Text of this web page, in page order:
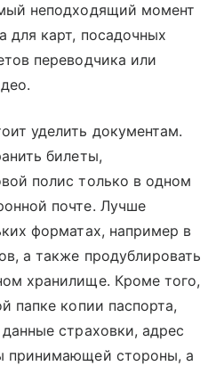
неподходящий момент
для карт, посадочных
переводчика или
уделить документам.
билеты,
полис только в одном
почте. Лучше
форматах, например в
а также продублировать
хранилище. Кроме того,
папке копии паспорта,
страховки, адрес
принимающей стороны, а